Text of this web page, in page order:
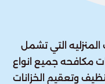
التي تشمل
مكافحه جميع انواع
وتعقيم الخزانات